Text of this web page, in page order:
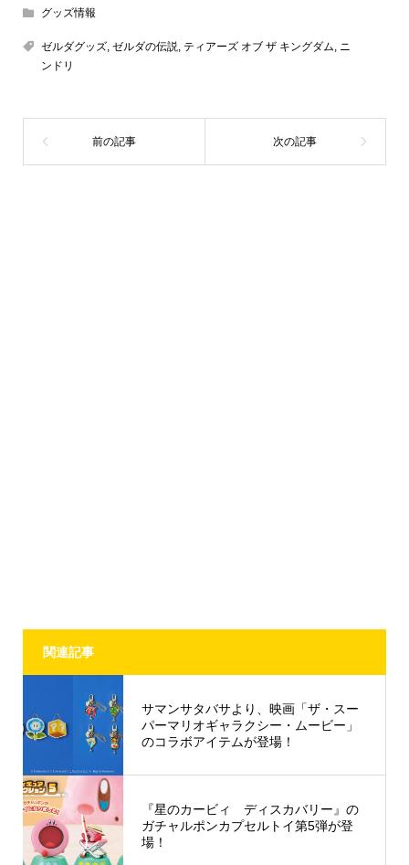
グッズ情報
ゼルダグッズ, ゼルダの伝説, ティアーズ オブ ザ キングダム, ニ
ンドリ
関連記事
サマンサタバサより、映画「ザ・スー
パーマリオギャラクシー・ムービー」
のコラボアイテムが登場！
『星のカービィ ディスカバリー』の
ガチャルポンカプセルトイ第5弾が登
場！